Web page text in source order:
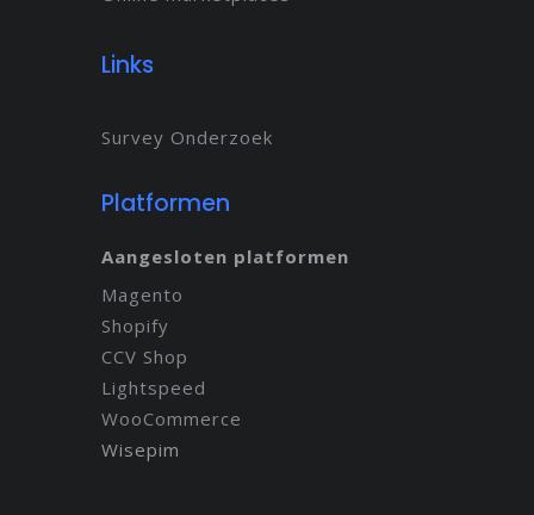
Links
Survey Onderzoek
Platformen
Aangesloten platformen
Magento
Shopify
CCV Shop
Lightspeed
WooCommerce
Wisepim